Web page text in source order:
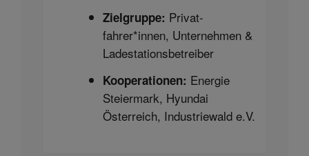
Zielgruppe: Privat­
fahrer*innen, Unternehmen &
Lade­stations­betreiber
Kooperationen: Energie
Steiermark, Hyundai
Österreich, Industriewald e.V.